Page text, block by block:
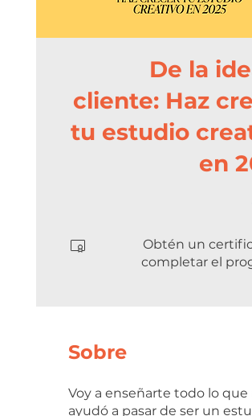
De la
cliente: Haz
tu estudio
en
Obtén un
completar el
Sobre
Voy a enseñarte todo lo que
ayudó a pasar de ser un